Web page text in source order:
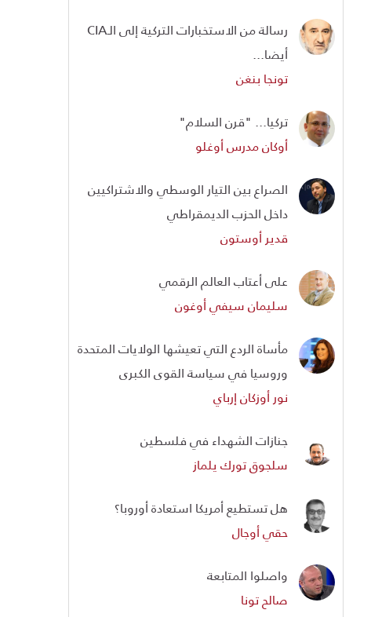
رسالة من الاستخبارات التركية إلى الـCIA
أيضا...
تونجا بنغن
تركيا... "قرن السلام"
أوكان مدرس أوغلو
الصراع بين التيار الوسطي والاشتراكيين
داخل الحزب الديمقراطي
قدير أوستون
على أعتاب العالم الرقمي
سليمان سيفي أوغون
مأساة الردع التي تعيشها الولايات المتحدة
وروسيا في سياسة القوى الكبرى
نور أوزكان إرباي
جنازات الشهداء في فلسطين
سلجوق تورك يلماز
هل تستطيع أمريكا استعادة أوروبا؟
حقي أوجال
واصلوا المتابعة
صالح تونا